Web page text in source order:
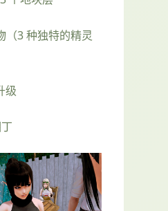
（3 种独特的精灵
级